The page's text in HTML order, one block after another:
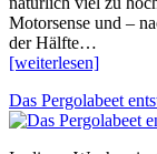
Motorsense und –
der Hälfte…
[weiterlesen]
Das Pergolabeet